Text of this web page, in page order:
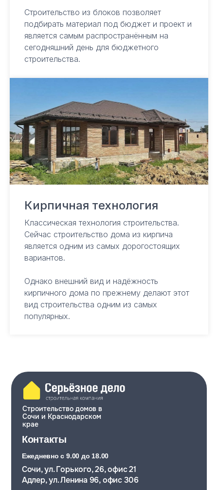
Строительство из блоков позволяет
подбирать материал под бюджет и проект и
является самым распространённым на
сегодняшний день для бюджетного
строительства.
Кирпичная технология
Классическая технология строительства.
Сейчас строительство дома из кирпича
является одним из самых дорогостоящих
вариантов.
Однако внешний вид и надёжность
кирпичного дома по прежнему делают этот
вид строительства одним из самых
популярных.
Строительство домов в
Сочи и Краснодарском
крае
Политика конфиденциальности
© ООО СК Серьезное дело, 2025
ИНН 23670252638
Ежедневно с 9.00 до 18.00
Контакты